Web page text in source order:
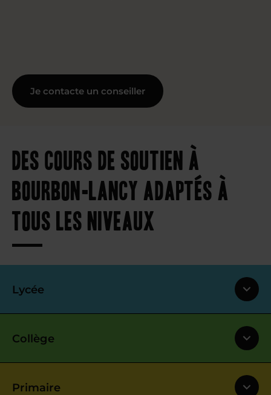
Je contacte un conseiller
Des cours de soutien à
Bourbon-Lancy adaptés à
tous les niveaux
Lycée
Collège
Primaire